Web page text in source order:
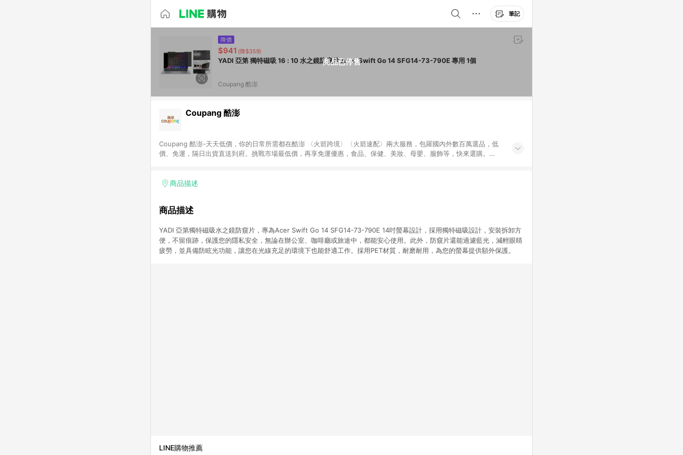
筆記
商品已停售
降價
$941 (降$359)
YADI 亞第 獨特磁吸 16 : 10 水之鏡防窺片 Acer Swift Go 14 SFG14-73-790E 專用 1個
Coupang 酷澎
Coupang 酷澎
Coupang 酷澎-天天低價，你的日常所需都在酷澎 〈火箭跨境〉〈火箭速配〉兩大服務，包羅國內外數百萬選品，低
價、免運，隔日出貨直送到府。挑戰市場最低價，再享免運優惠，食品、保健、美妝、母嬰、服飾等，快來選購。
商品描述
商品描述
YADI 亞第獨特磁吸水之鏡防窺片，專為Acer Swift Go 14 SFG14-73-790E 14吋螢幕設計，採用獨特磁吸設計，安裝拆卸方
便，不留痕跡，保護您的隱私安全，無論在辦公室、咖啡廳或旅途中，都能安心使用。此外，防窺片還能過濾藍光，減輕眼睛
疲勞，並具備防眩光功能，讓您在光線充足的環境下也能舒適工作。採用PET材質，耐磨耐用，為您的螢幕提供額外保護。
LINE購物推薦